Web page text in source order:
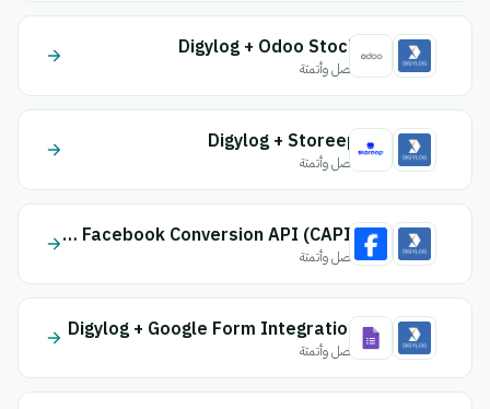
Digylog + Odoo Stock
اتصل وأتمتة
Digylog + Storeep
اتصل وأتمتة
Digylog + Facebook Conversion API (CAPI)
اتصل وأتمتة
Digylog + Google Form Integration
اتصل وأتمتة